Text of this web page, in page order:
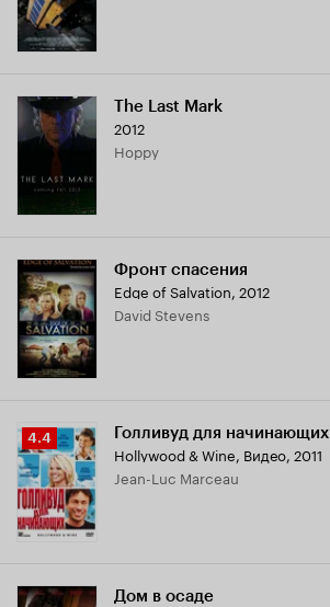
The Last Mark
2012
Hoppy
Фронт спасения
Edge of Salvation, 2012
David Stevens
Рейтинг
Кинопоиска
4.4
4.4 Голливуд для начинающих
Hollywood & Wine, Видео, 2011
Jean-Luc Marceau
Дом в осаде